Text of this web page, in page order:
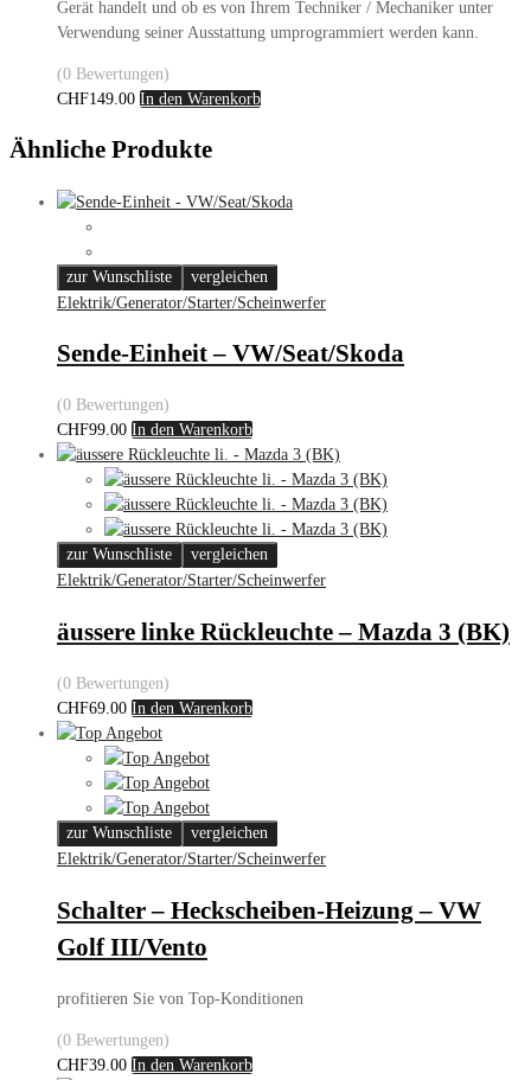
Gerät handelt und ob es von Ihrem Techniker / Mechaniker unter
Verwendung seiner Ausstattung umprogrammiert werden kann.
(0 Bewertungen)
CHF149.00 In den Warenkorb
Ähnliche Produkte
zur Wunschliste
vergleichen
Elektrik/Generator/Starter/Scheinwerfer
Sende-Einheit – VW/Seat/Skoda
(0 Bewertungen)
CHF99.00 In den Warenkorb
zur Wunschliste
vergleichen
Elektrik/Generator/Starter/Scheinwerfer
äussere linke Rückleuchte – Mazda 3 (BK)
(0 Bewertungen)
CHF69.00 In den Warenkorb
zur Wunschliste
vergleichen
Elektrik/Generator/Starter/Scheinwerfer
Schalter – Heckscheiben-Heizung – VW
Golf III/Vento
profitieren Sie von Top-Konditionen
(0 Bewertungen)
CHF39.00 In den Warenkorb